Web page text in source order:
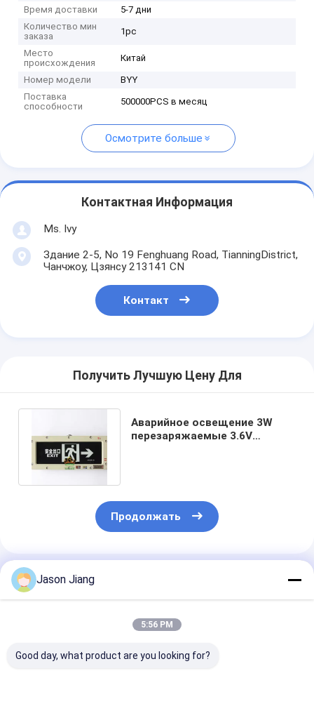
Время доставки
5-7 дни
Количество мин
заказа
1pc
Место
происхождения
Китай
Номер модели
BYY
Поставка
способности
500000PCS в месяц
Осмотрите больше
Контактная Информация
Ms. Ivy
Здание 2-5, No 19 Fenghuang Road, TianningDistrict,
Чанчжоу, Цзянсу 213141 CN
Контакт
Получить Лучшую Цену Для
Аварийное освещение 3W
перезаряжаемые 3.6V
Продолжать
Порекомендованные Продукты
Jason Jiang
5:56 PM
Good day, what product are you looking for?